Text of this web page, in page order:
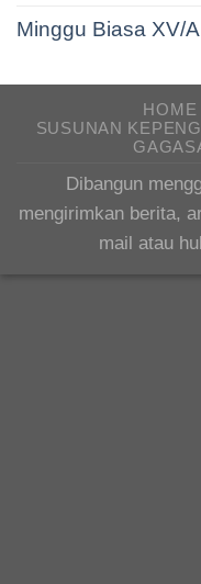
Minggu Biasa XV/
HOME
SUSUNAN
Dibangun
mengirimkan berita,
mail atau